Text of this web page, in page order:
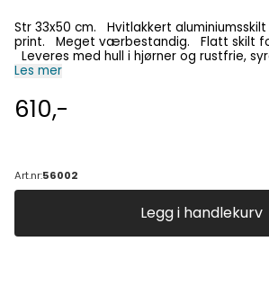
Str 33x50 cm. Hvitlakkert aluminiumsskilt med UV-herdet
print. Meget værbestandig. Flatt skilt for vegg eller gjerde.
Leveres med hull i hjørner og rustfrie,
Les mer
610,-
Art.nr:56002
Legg i handlekurv